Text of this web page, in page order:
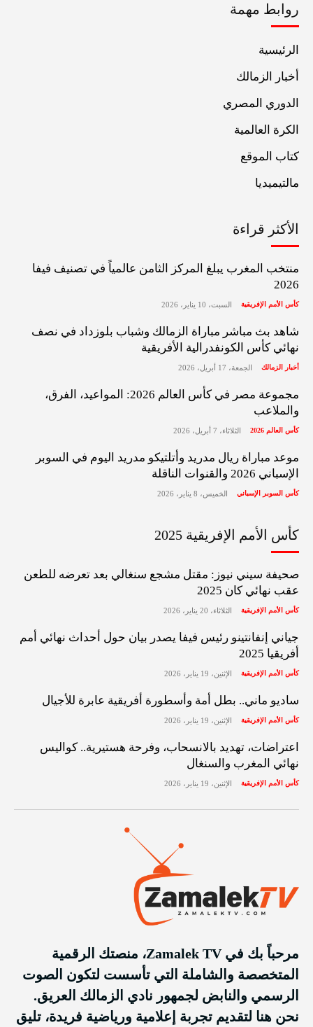
روابط مهمة
الرئيسية
أخبار الزمالك
الدوري المصري
الكرة العالمية
كتاب الموقع
مالتيميديا
الأكثر قراءة
منتخب المغرب يبلغ المركز الثامن عالمياً في تصنيف فيفا
2026
كأس الأمم الإفريقية السبت، 10 يناير، 2026
شاهد بث مباشر مباراة الزمالك وشباب بلوزداد في نصف
نهائي كأس الكونفدرالية الأفريقية
أخبار الزمالك الجمعة، 17 أبريل، 2026
مجموعة مصر في كأس العالم 2026: المواعيد، الفرق،
والملاعب
كأس العالم 2026 الثلاثاء، 7 أبريل، 2026
موعد مباراة ريال مدريد وأتلتيكو مدريد اليوم في السوبر
الإسباني 2026 والقنوات الناقلة
كأس السوبر الإسباني الخميس، 8 يناير، 2026
كأس الأمم الإفريقية 2025
صحيفة سيني نيوز: مقتل مشجع سنغالي بعد تعرضه للطعن
عقب نهائي كان 2025
كأس الأمم الإفريقية الثلاثاء، 20 يناير، 2026
جياني إنفانتينو رئيس فيفا يصدر بيان حول أحداث نهائي أمم
أفريقيا 2025
كأس الأمم الإفريقية الإثنين، 19 يناير، 2026
ساديو ماني.. بطل أمة وأسطورة أفريقية عابرة للأجيال
كأس الأمم الإفريقية الإثنين، 19 يناير، 2026
اعتراضات، تهديد بالانسحاب، وفرحة هستيرية.. كواليس
نهائي المغرب والسنغال
كأس الأمم الإفريقية الإثنين، 19 يناير، 2026
مرحباً بك في Zamalek TV، منصتك الرقمية
المتخصصة والشاملة التي تأسست لتكون الصوت
الرسمي والنابض لجمهور نادي الزمالك العريق.
نحن هنا لتقديم تجربة إعلامية ورياضية فريدة، تليق